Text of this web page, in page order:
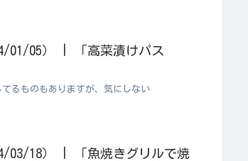
01/05） | 「高菜漬けパス
るものもありますが、気にしない
03/18） | 「魚焼きグリルで焼